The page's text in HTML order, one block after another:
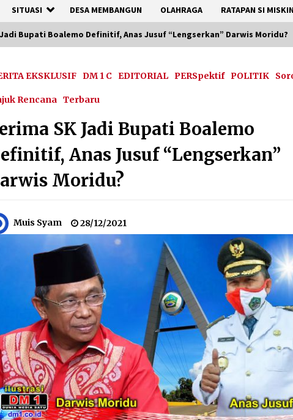
SITUASI DESA MEMBANGUN OLAHRAGA RATAPAN SI MISKIN
Bupati Boalemo Definitif, Anas Jusuf “Lengserkan” Darwis Moridu?
EKSKLUSIF DM 1 C EDITORIAL PERSpektif POLITIK
Rencana Terbaru
SK Jadi Bupati Boalemo
Anas Jusuf “Lengserkan”
Moridu?
Muis Syam 28/12/2021